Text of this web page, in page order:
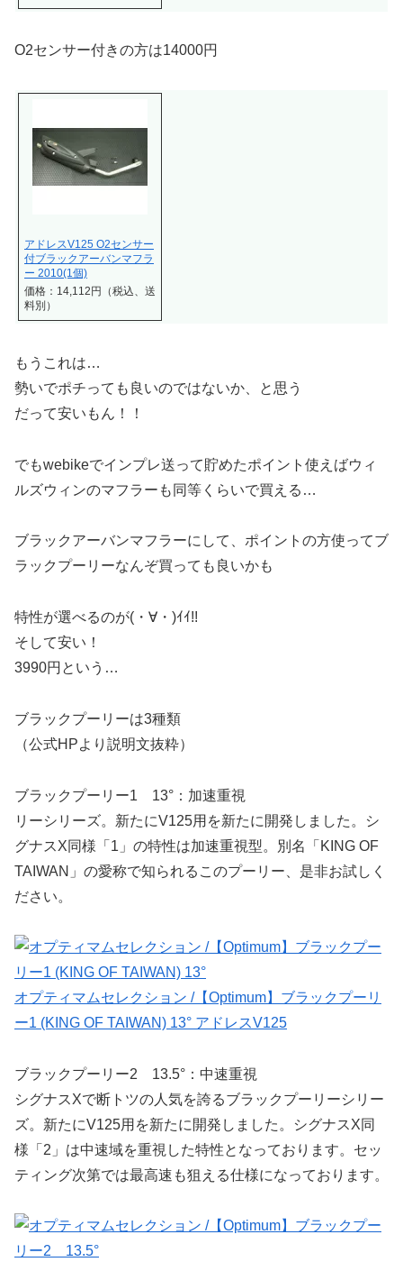
O2センサー付きの方は14000円
アドレスV125 O2センサー
付ブラックアーバンマフラ
ー 2010(1個)
価格：14,112円（税込、送
料別）
もうこれは…
勢いでポチっても良いのではないか、と思う
だって安いもん！！
でもwebikeでインプレ送って貯めたポイント使えばウィ
ルズウィンのマフラーも同等くらいで買える…
ブラックアーバンマフラーにして、ポイントの方使ってブ
ラックプーリーなんぞ買っても良いかも
特性が選べるのが(・∀・)ｲｲ!!
そして安い！
3990円という…
ブラックプーリーは3種類
（公式HPより説明文抜粋）
ブラックプーリー1 13°：加速重視
リーシリーズ。新たにV125用を新たに開発しました。シ
グナスX同様「1」の特性は加速重視型。別名「KING OF
TAIWAN」の愛称で知られるこのプーリー、是非お試しく
ださい。
オプティマムセレクション /【Optimum】ブラックプーリ
ー1 (KING OF TAIWAN) 13° アドレスV125
ブラックプーリー2 13.5°：中速重視
シグナスXで断トツの人気を誇るブラックプーリーシリー
ズ。新たにV125用を新たに開発しました。シグナスX同
様「2」は中速域を重視した特性となっております。セッ
ティング次第では最高速も狙える仕様になっております。